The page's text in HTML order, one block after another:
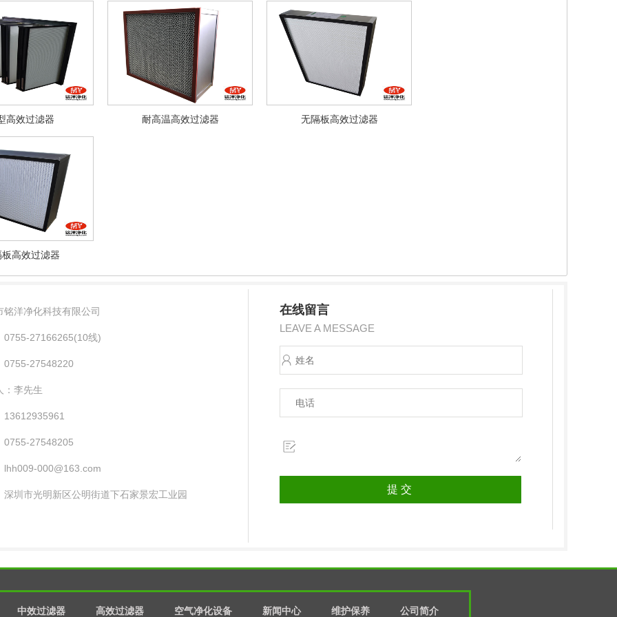
高效过滤器 耐高温高效过滤器 无隔板高效过滤器
高效过滤器
铭洋净化科技有限公司
0755-27166265(10线)
0755-27548220
：李先生
13612935961
0755-27548205
lhh009-000@163.com
深圳市光明新区公明街道下石家景宏工业园
在线留言
LEAVE A MESSAGE
中效过滤器 高效过滤器 空气净化设备 新闻中心 维护保养 公司简介